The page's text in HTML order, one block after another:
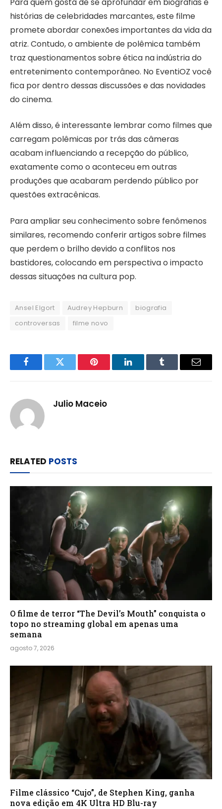
histórias de celebridades marcantes, este filme
promete abordar conexões importantes da vida da
atriz. Contudo, o ambiente de polêmica também
traz questionamentos sobre ética na indústria do
entretenimento contemporâneo. No EventiOZ você
fica por dentro dessas discussões e das novidades
do cinema.
Além disso, é interessante lembrar como filmes que
carregam polêmicas por trás das câmeras
acabam influenciando a recepção do público,
exatamente como o aconteceu em outras
produções que acabaram perdendo público por
questões extracênicas.
Para ampliar seu conhecimento sobre fenômenos
similares, recomendo conferir artigos sobre filmes
que perdem o brilho devido a conflitos nos
bastidores, colocando em perspectiva o impacto
dessas situações na cultura pop.
Ansel Elgort Audrey Hepburn
biografia
controversas
filme novo
FacebookTwitter Pinterest LinkedInTumblr Email
Julio Maceio
RELATED POSTS
O filme de terror “The Devil’s Mouth” conquista o
topo no streaming global em apenas uma
semana
agosto 7, 2026
Filme clássico “Cujo”, de Stephen King, ganha
nova edição em 4K Ultra HD Blu-ray